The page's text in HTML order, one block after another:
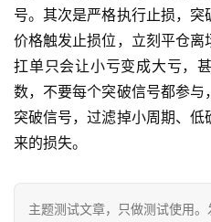
号。其次是严格执行止损，
价格触发止损位，立刻平仓离
扛单只会让小亏变成大亏，
数，不要每个突破信号都参
突破信号，过滤掉小周期、
来的损失。
主题测试文章，只做测试使用